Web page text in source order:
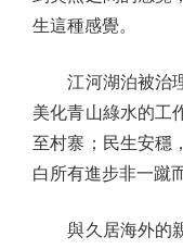
生這種感覺。
江河湖泊被治理
美化青山綠水的工
至村寨；民生安
白所有進步非一蹴
與久居海外的親